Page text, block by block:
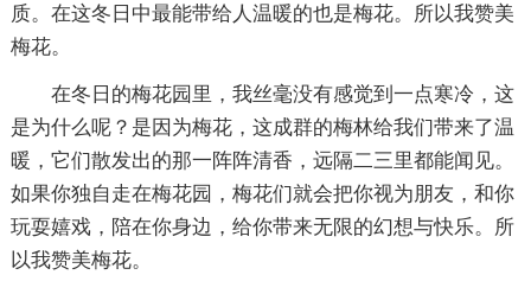
质。在这冬日中最能带给人温暖的也是梅花。所以我赞美
梅花。
在冬日的梅花园里，我丝毫没有感觉到一点寒冷，这
是为什么呢？是因为梅花，这成群的梅林给我们带来了温
暖，它们散发出的那一阵阵清香，远隔二三里都能闻见。
如果你独自走在梅花园，梅花们就会把你视为朋友，和你
玩耍嬉戏，陪在你身边，给你带来无限的幻想与快乐。所
以我赞美梅花。